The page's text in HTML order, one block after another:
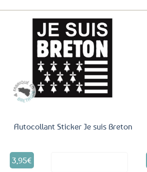
Autocollant Sticker Je suis Breton
3,95€